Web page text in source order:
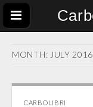
MONTH: JULY 2016
CARBOLIBRI